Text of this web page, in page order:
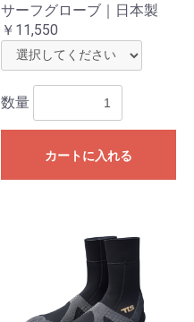
サーフグローブ｜日本製
￥11,550
数量
カートに入れる